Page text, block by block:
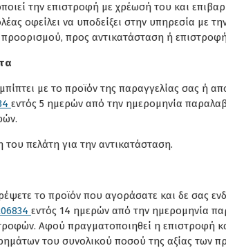
την επιστροφή με χρέωσή του και
οφείλει να υποδείξει στην υπηρεσία με
προς αντικατάσταση ή
με το προϊόν της παραγγελίας σας ή
εντός 5 ημερών από την ημερομηνία
πελάτη για την αντικατάσταση.
το προϊόν που αγοράσατε και δε σας
εντός 14 ημερών από την ημερομηνία
Αφού πραγματοποιηθεί η επιστροφή
του συνολικού ποσού της αξίας